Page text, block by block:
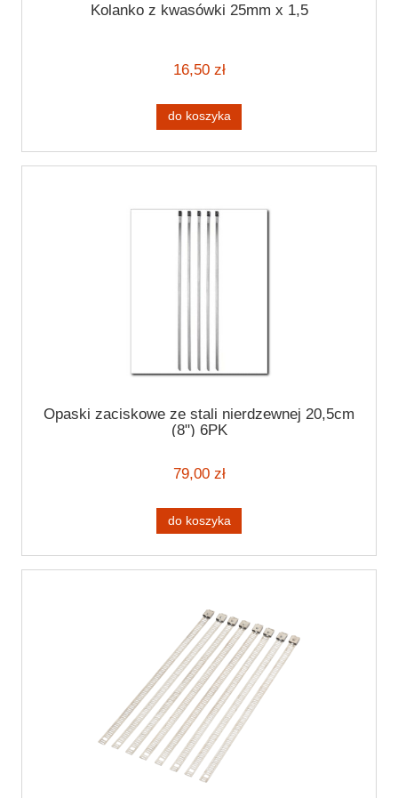
Kolanko z kwasówki 25mm x 1,5
16,50 zł
do koszyka
Opaski zaciskowe ze stali nierdzewnej 20,5cm
(8") 6PK
79,00 zł
do koszyka